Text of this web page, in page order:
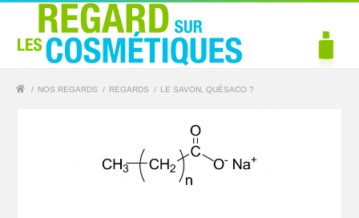
/ NOS REGARDS / REGARDS / LE SAVON, QUÈSACO ?